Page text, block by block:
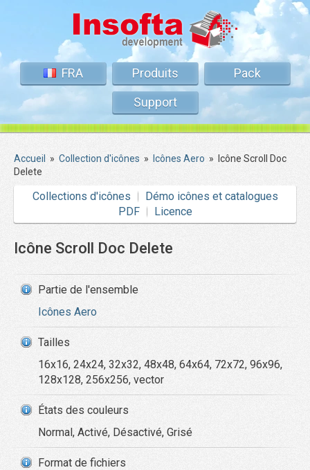
FRA Produits
Pack
Support
Accueil » Collection d'icônes » Icônes Aero »
Icône Scroll Doc
Delete
Collections d'icônes
Démo icônes et catalogues
PDF
Licence
Icône Scroll Doc Delete
Partie de l'ensemble
Icônes Aero
Tailles
16x16, 24x24, 32x32, 48x48, 64x64, 72x72, 96x96,
128x128, 256x256, vector
États des couleurs
Normal, Activé, Désactivé, Grisé
Format de fichiers